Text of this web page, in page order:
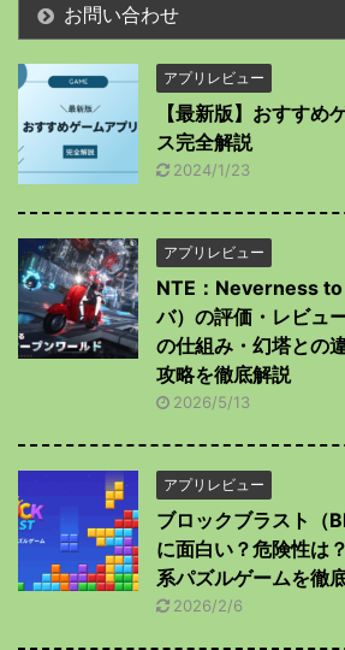
お問い合わせ
アプリレビュー
【最新版】おすすめ
ス完全解説
2024/1/23
アプリレビュー
NTE：Neverness
バ）の評価・レビュ
の仕組み・幻塔との
攻略を徹底解説
2026/5/13
アプリレビュー
ブロックブラスト（
に面白い？危険性は
系パズルゲームを徹
2026/2/6